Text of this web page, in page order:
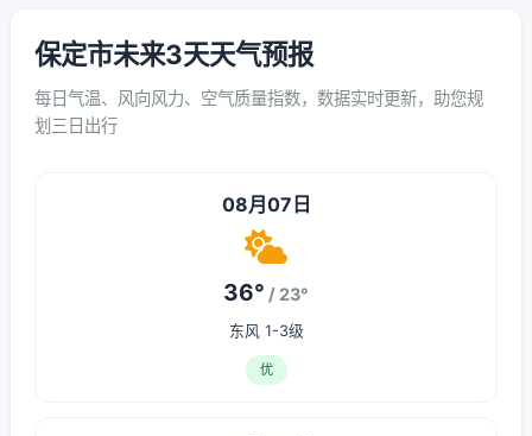
保定市未来3天天气预报
每日气温、风向风力、空气质量指数，数据实时更新，助您规
划三日出行
08月07日
36° / 23°
东风 1-3级
优